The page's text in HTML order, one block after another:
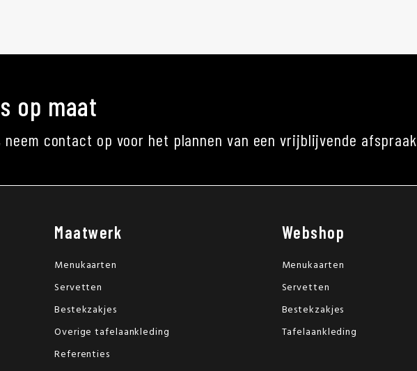
op maat
neem contact op voor het plannen van een vrijblijvende afspraak
Maatwerk
Menukaarten
Servetten
Bestekzakjes
Overige tafelaankleding
Referenties
Webshop
Menukaarten
Servetten
Bestekzakjes
Tafelaankleding